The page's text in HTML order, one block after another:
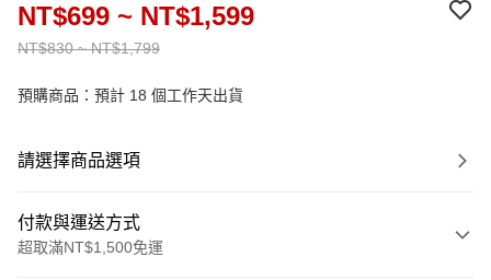
NT$830 ~ NT$1,799
NT$699 ~ NT$1,599
預購商品：預計 18 個工作天出貨
請選擇商品選項
付款與運送方式
超取滿NT$1,500免運